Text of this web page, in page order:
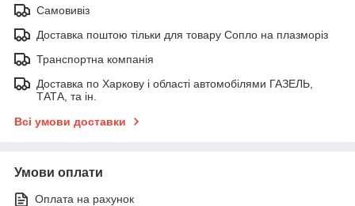
Самовивіз
Доставка поштою тільки для товару Сопло на плазморіз
Транспортна компанія
Доставка по Харкову і області автомобілями ГАЗЕЛЬ,
ТАТА, та ін.
Всі умови доставки
Умови оплати
Оплата на рахунок